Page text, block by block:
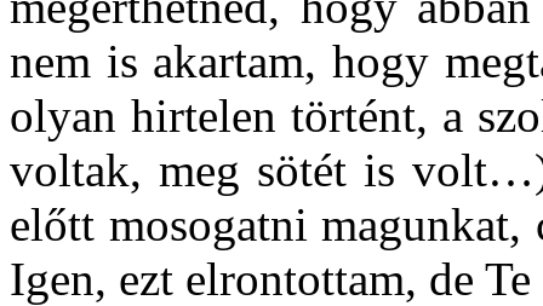
nem is akartam, hogy
olyan hirtelen történt, a
voltak, meg sötét is
előtt mosogatni
Igen, ezt elrontottam, de